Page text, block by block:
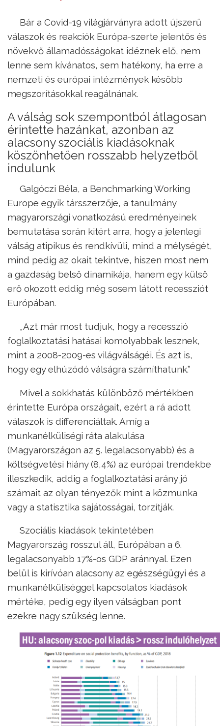
Bár a Covid-19 világjárványra adott újszerű
válaszok és reakciók Európa-szerte jelentős és
növekvő államadósságokat idéznek elő, nem
lenne sem kívánatos, sem hatékony, ha erre a
nemzeti és európai intézmények később
megszorításokkal reagálnának.
A válság sok szempontból átlagosan
érintette hazánkat, azonban az
alacsony szociális kiadásoknak
köszönhetően rosszabb helyzetből
indulunk
Galgóczi Béla, a Benchmarking Working
Europe egyik társszerzője, a tanulmány
magyarországi vonatkozású eredményeinek
bemutatása során kitért arra, hogy a jelenlegi
válság atipikus és rendkívüli, mind a mélységét,
mind pedig az okait tekintve, hiszen most nem
a gazdaság belső dinamikája, hanem egy külső
erő okozott eddig még sosem látott recessziót
Európában.
„Azt már most tudjuk, hogy a recesszió
foglalkoztatási hatásai komolyabbak lesznek,
mint a 2008-2009-es világválságéi. És azt is,
hogy egy elhúzódó válságra számíthatunk.”
Mivel a sokkhatás különböző mértékben
érintette Európa országait, ezért a rá adott
válaszok is differenciáltak. Amíg a
munkanélküliségi ráta alakulása
(Magyarországon az 5. legalacsonyabb) és a
költségvetési hiány (8,4%) az európai trendekbe
illeszkedik, addig a foglalkoztatási arány jó
számait az olyan tényezők mint a közmunka
vagy a statisztika sajátosságai, torzítják.
Szociális kiadások tekintetében
Magyarország rosszul áll, Európában a 6.
legalacsonyabb 17%-os GDP aránnyal. Ezen
belül is kirívóan alacsony az egészségügyi és a
munkanélküliséggel kapcsolatos kiadások
mértéke, pedig egy ilyen válságban pont
ezekre nagy szükség lenne.